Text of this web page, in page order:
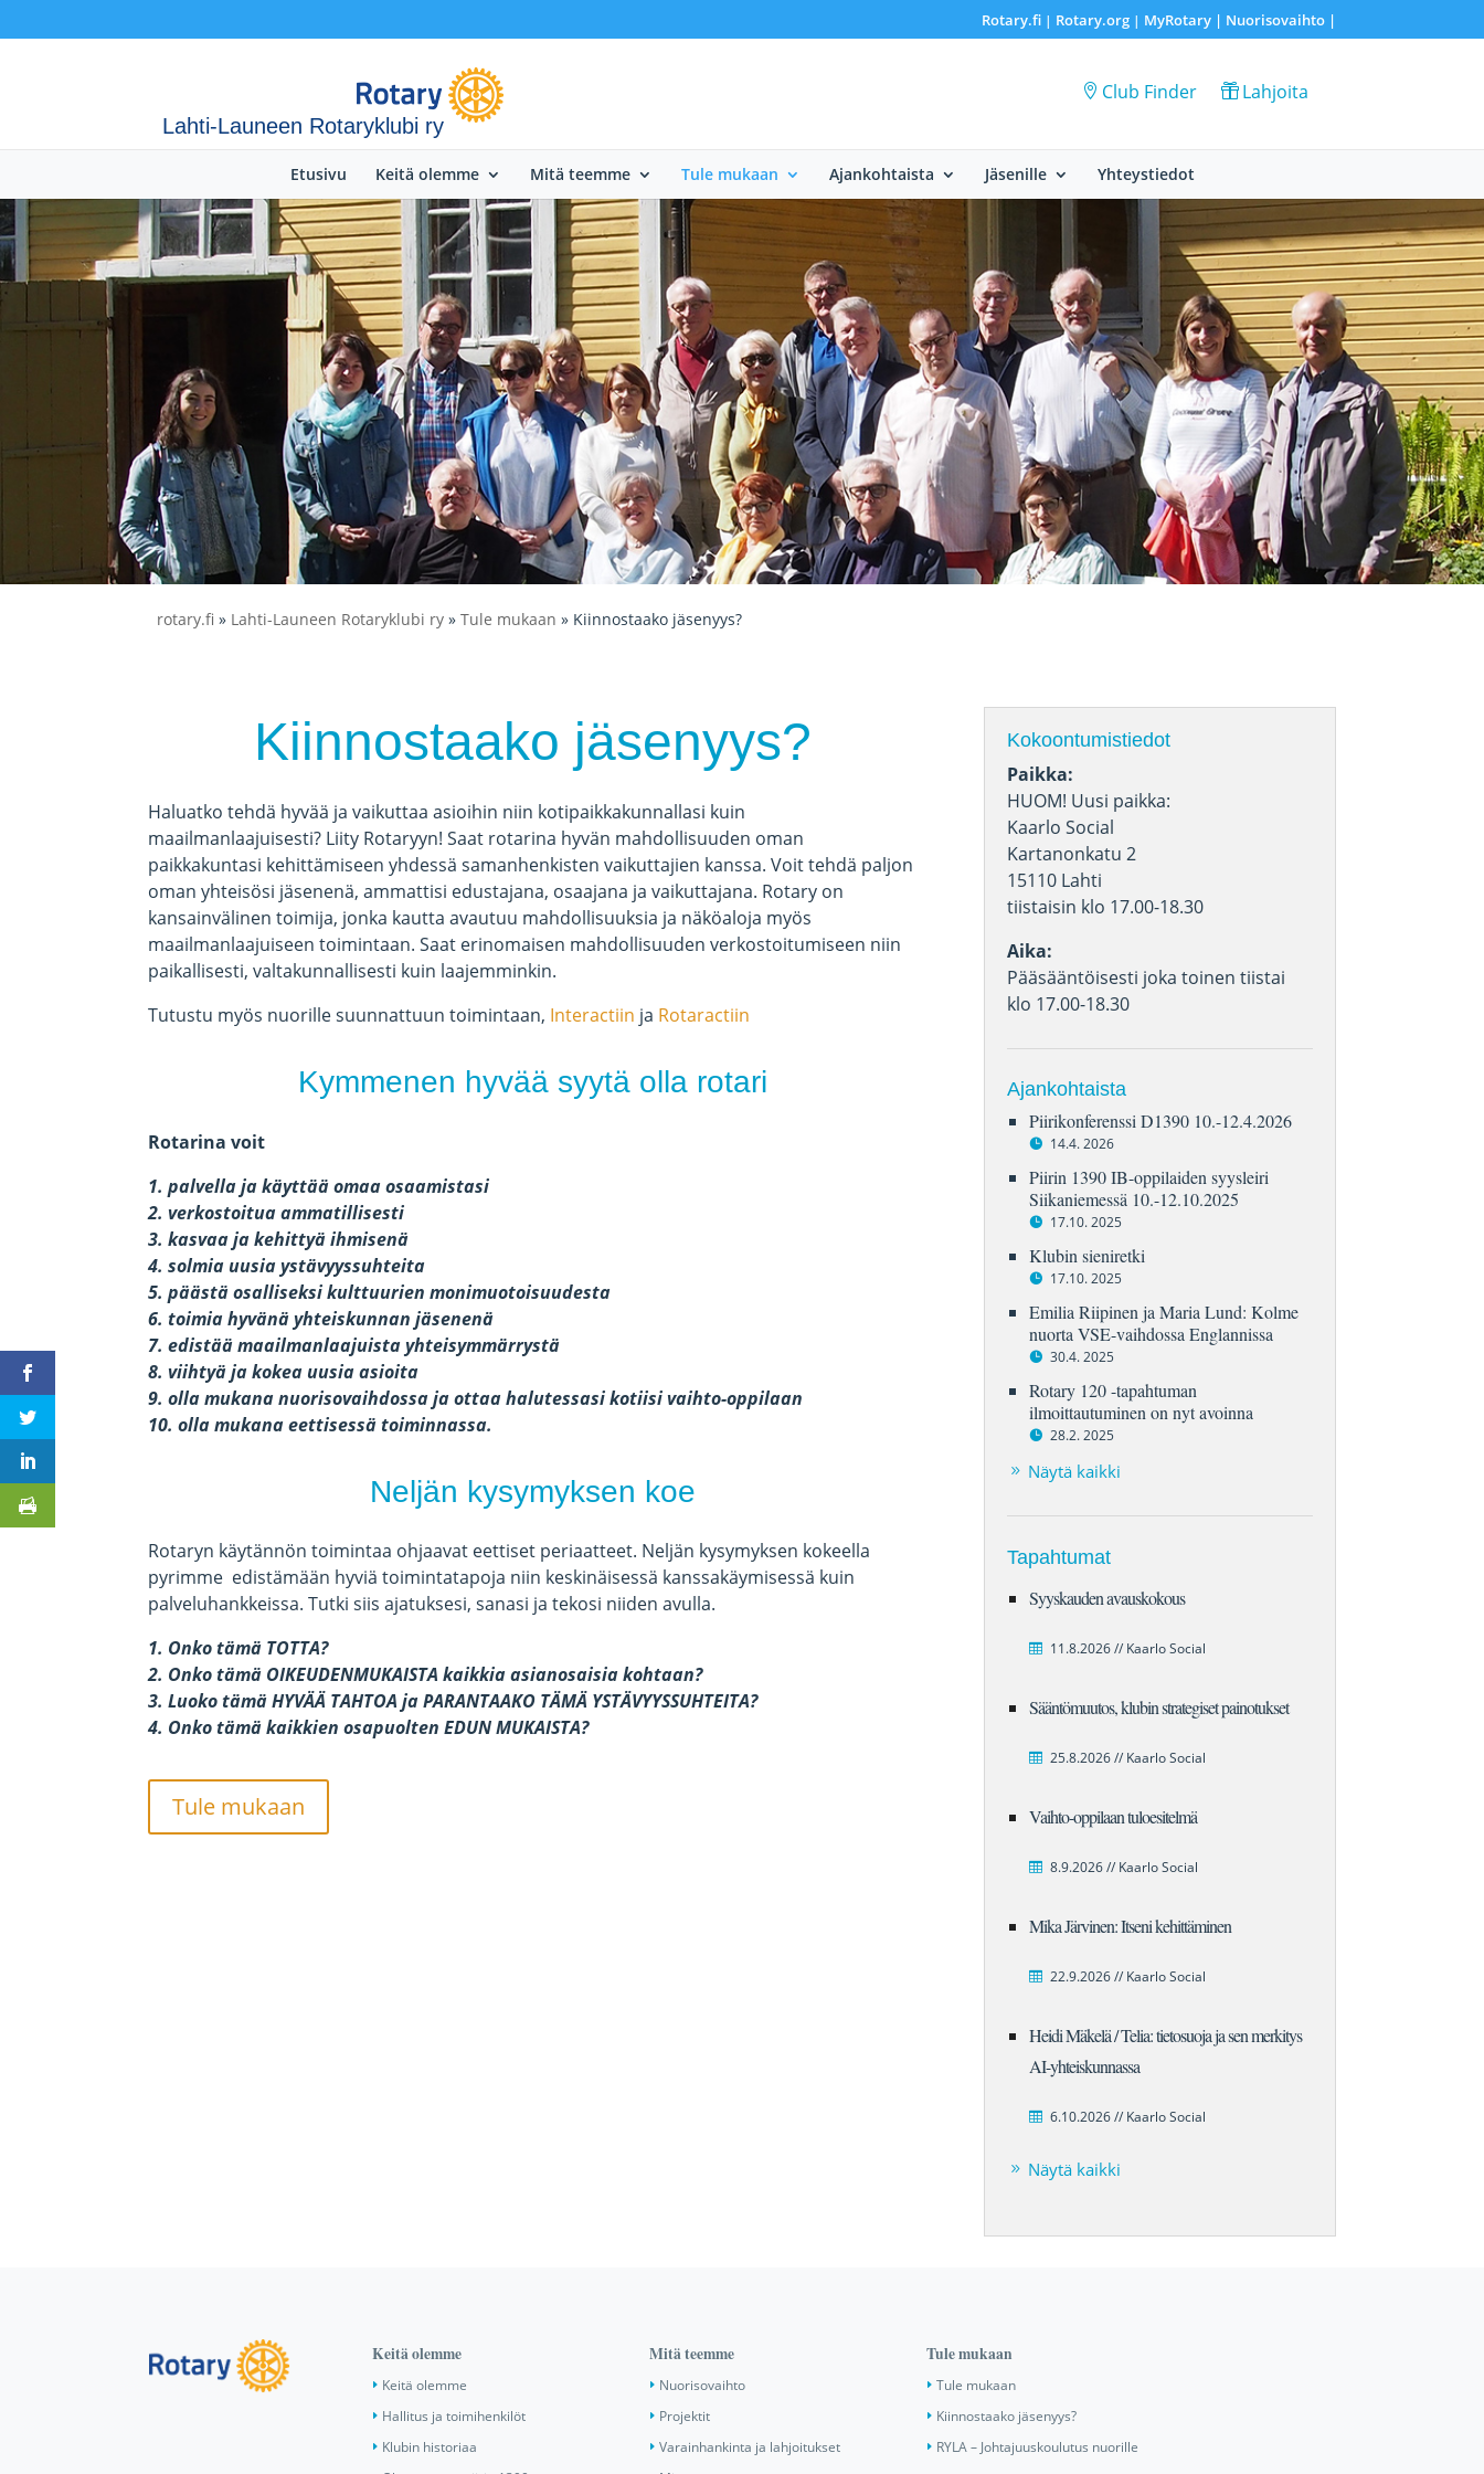
Rotary.fi| Rotary.org| MyRotary | Nuorisovaihto|
Lahti-Launeen Rotaryklubi ry
Club Finder Lahjoita
Etusivu Keitä olemme Mitä teemme Tule mukaan Ajankohtaista Jäsenille Yhteystiedot
rotary.fi » Lahti-Launeen Rotaryklubi ry » Tule mukaan » Kiinnostaako jäsenyys?
Kiinnostaako jäsenyys?
Haluatko tehdä hyvää ja vaikuttaa asioihin niin kotipaikkakunnallasi kuin
maailmanlaajuisesti? Liity Rotaryyn! Saat rotarina hyvän mahdollisuuden oman
paikkakuntasi kehittämiseen yhdessä samanhenkisten vaikuttajien kanssa. Voit tehdä paljon
oman yhteisösi jäsenenä, ammattisi edustajana, osaajana ja vaikuttajana. Rotary on
kansainvälinen toimija, jonka kautta avautuu mahdollisuuksia ja näköaloja myös
maailmanlaajuiseen toimintaan. Saat erinomaisen mahdollisuuden verkostoitumiseen niin
paikallisesti, valtakunnallisesti kuin laajemminkin.
Tutustu myös nuorille suunnattuun toimintaan, Interactiin ja Rotaractiin
Kymmenen hyvää syytä olla rotari
Rotarina voit
1. palvella ja käyttää omaa osaamistasi
2. verkostoitua ammatillisesti
3. kasvaa ja kehittyä ihmisenä
4. solmia uusia ystävyyssuhteita
5. päästä osalliseksi kulttuurien monimuotoisuudesta
6. toimia hyvänä yhteiskunnan jäsenenä
7. edistää maailmanlaajuista yhteisymmärrystä
8. viihtyä ja kokea uusia asioita
9. olla mukana nuorisovaihdossa ja ottaa halutessasi kotiisi vaihto-oppilaan
10. olla mukana eettisessä toiminnassa.
Neljän kysymyksen koe
Rotaryn käytännön toimintaa ohjaavat eettiset periaatteet. Neljän kysymyksen kokeella
pyrimme edistämään hyviä toimintatapoja niin keskinäisessä kanssakäymisessä kuin
palveluhankkeissa. Tutki siis ajatuksesi, sanasi ja tekosi niiden avulla.
1. Onko tämä TOTTA?
2. Onko tämä OIKEUDENMUKAISTA kaikkia asianosaisia kohtaan?
3. Luoko tämä HYVÄÄ TAHTOA ja PARANTAAKO TÄMÄ YSTÄVYYSSUHTEITA?
4. Onko tämä kaikkien osapuolten EDUN MUKAISTA?
Tule mukaan
Kokoontumistiedot
Paikka:
HUOM! Uusi paikka:
Kaarlo Social
Kartanonkatu 2
15110 Lahti
tiistaisin klo 17.00-18.30
Aika:
Pääsääntöisesti joka toinen tiistai
klo 17.00-18.30
Ajankohtaista
Piirikonferenssi D1390 10.-12.4.2026
14.4. 2026
Piirin 1390 IB-oppilaiden syysleiri
Siikaniemessä 10.-12.10.2025
17.10. 2025
Klubin sieniretki
17.10. 2025
Emilia Riipinen ja Maria Lund: Kolme
nuorta VSE-vaihdossa Englannissa
30.4. 2025
Rotary 120 -tapahtuman
ilmoittautuminen on nyt avoinna
28.2. 2025
Näytä kaikki
Tapahtumat
Syyskauden avauskokous
11.8.2026 // Kaarlo Social
Sääntömuutos, klubin strategiset painotukset
25.8.2026 // Kaarlo Social
Vaihto-oppilaan tuloesitelmä
8.9.2026 // Kaarlo Social
Mika Järvinen: Itseni kehittäminen
22.9.2026 // Kaarlo Social
Heidi Mäkelä / Telia: tietosuoja ja sen merkitys
AI-yhteiskunnassa
6.10.2026 // Kaarlo Social
Näytä kaikki
Keitä olemme
Keitä olemme
Hallitus ja toimihenkilöt
Klubin historiaa
Mitä teemme
Nuorisovaihto
Projektit
Varainhankinta ja lahjoitukset
Tule mukaan
Tule mukaan
Kiinnostaako jäsenyys?
RYLA – Johtajuuskoulutus nuorille